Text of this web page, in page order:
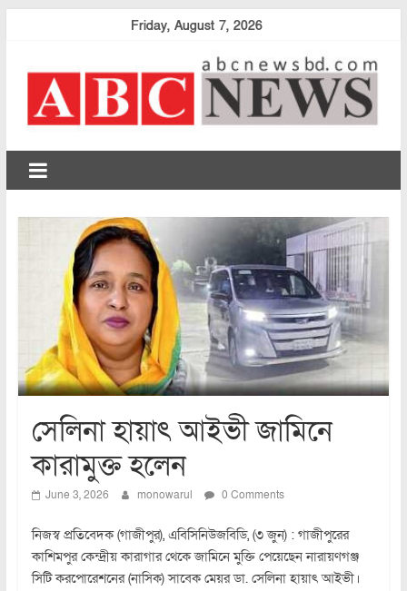
Friday, August 7, 2026
abcnewsbd
সেলিনা হায়াৎ আইভী জামিনে
কারামুক্ত হলেন
June 3, 2026 monowarul 0 Comments
নিজস্ব প্রতিবেদক (গাজীপুর), এবিসিনিউজবিডি, (৩ জুন) : গাজীপুরের
কাশিমপুর কেন্দ্রীয় কারাগার থেকে জামিনে মুক্তি পেয়েছেন নারায়ণগঞ্জ
সিটি করপোরেশনের (নাসিক) সাবেক মেয়র ডা. সেলিনা হায়াৎ আইভী।